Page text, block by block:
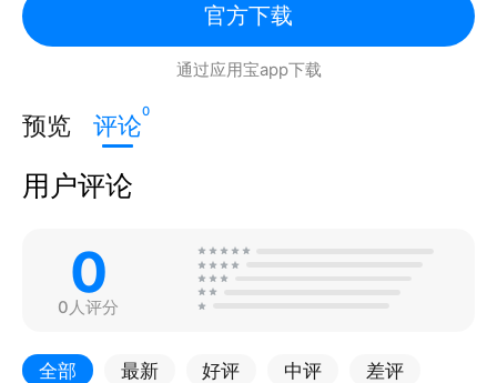
官方下载
通过应用宝app下载
预览 评论0
用户评论
0
0人评分
全部 最新 好评 中评 差评